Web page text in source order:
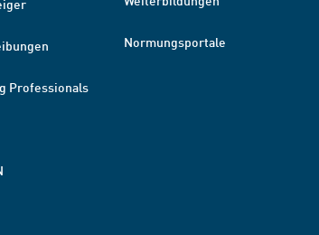
Professionals
Normungsportale